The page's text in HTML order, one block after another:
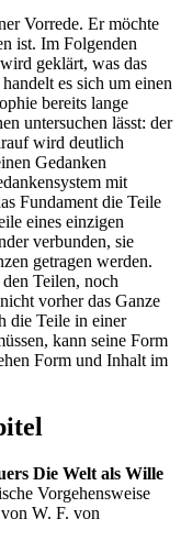
Vorrede. Er möchte
ist. Im Folgenden
geklärt, was das
es sich um einen
bereits lange
untersuchen lässt: der
wird deutlich
Gedanken
mit
Fundament die Teile
eines einzigen
verbunden, sie
getragen werden.
Teilen, noch
vorher das Ganze
die Teile in einer
kann seine Form
Form und Inhalt im
Die Welt als Wille
Vorgehensweise
W. F. von